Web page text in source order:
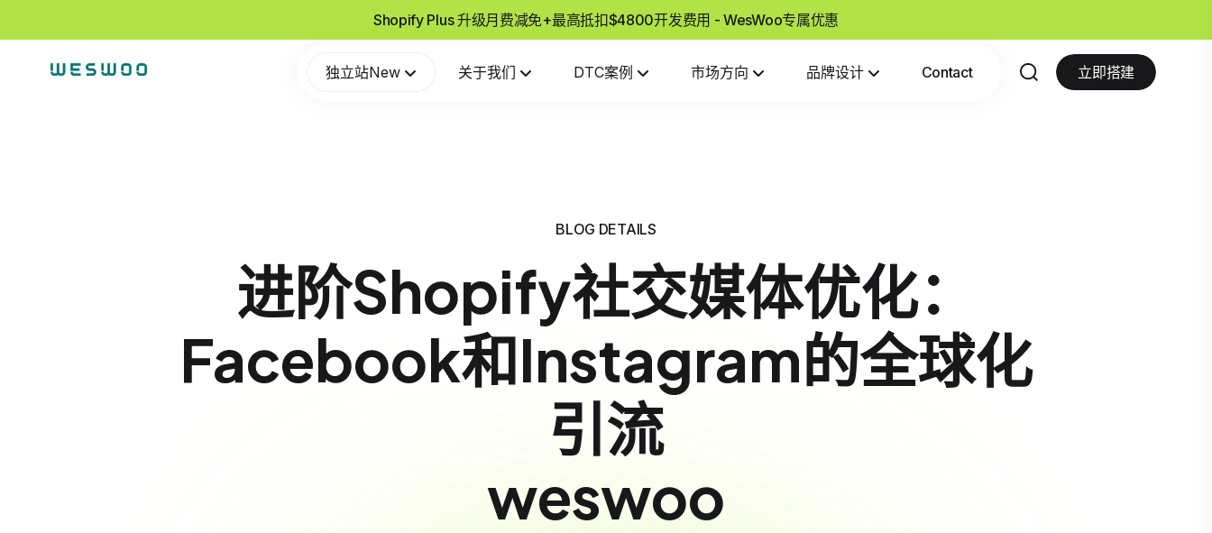
Shopify Plus 升级月费减免+最高抵扣$4800开发费用 - WesWoo专属优惠
独立站New 关于我们 DTC案例 市场方向 品牌设计 Contact 立即搭建
BLOG DETAILS
进阶Shopify社交媒体优化：
Facebook和Instagram的全球化
引流
weswoo